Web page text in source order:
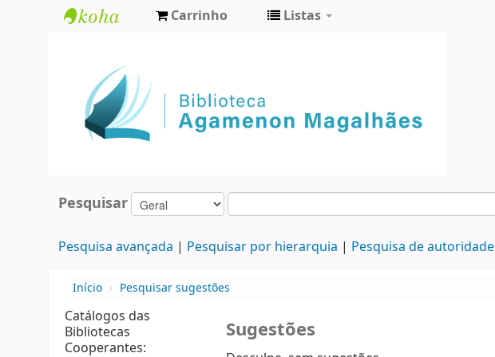
Agamenon
Magalhães
Carrinho Listas
Pesquisar
Pesquisa avançada Pesquisar por hierarquia Pesquisa de autoridade
Início › Pesquisar sugestões
Catálogos das
Bibliotecas
Cooperantes:
Sugestões